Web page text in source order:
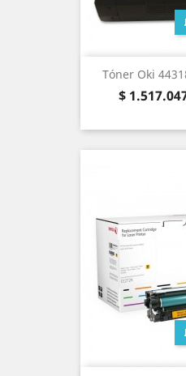
Tóner Oki
Precio
$